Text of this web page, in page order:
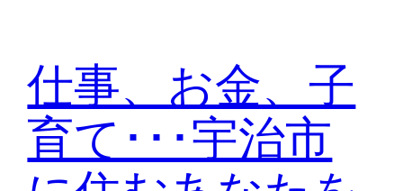
仕事、お金、子
育て･･･宇治市